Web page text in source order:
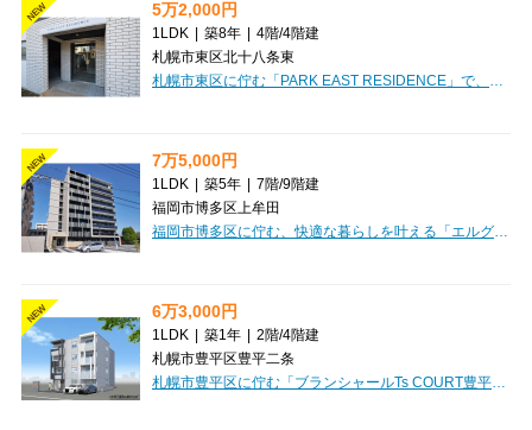
NEW 5万2,000円
1LDK | 築8年 | 4階/4階建
札幌市東区北十八条東
NEW 7万5,000円
1LDK | 築5年 | 7階/9階建
福岡市博多区上牟田
NEW 6万3,000円
1LDK | 築1年 | 2階/4階建
札幌市豊平区豊平二条